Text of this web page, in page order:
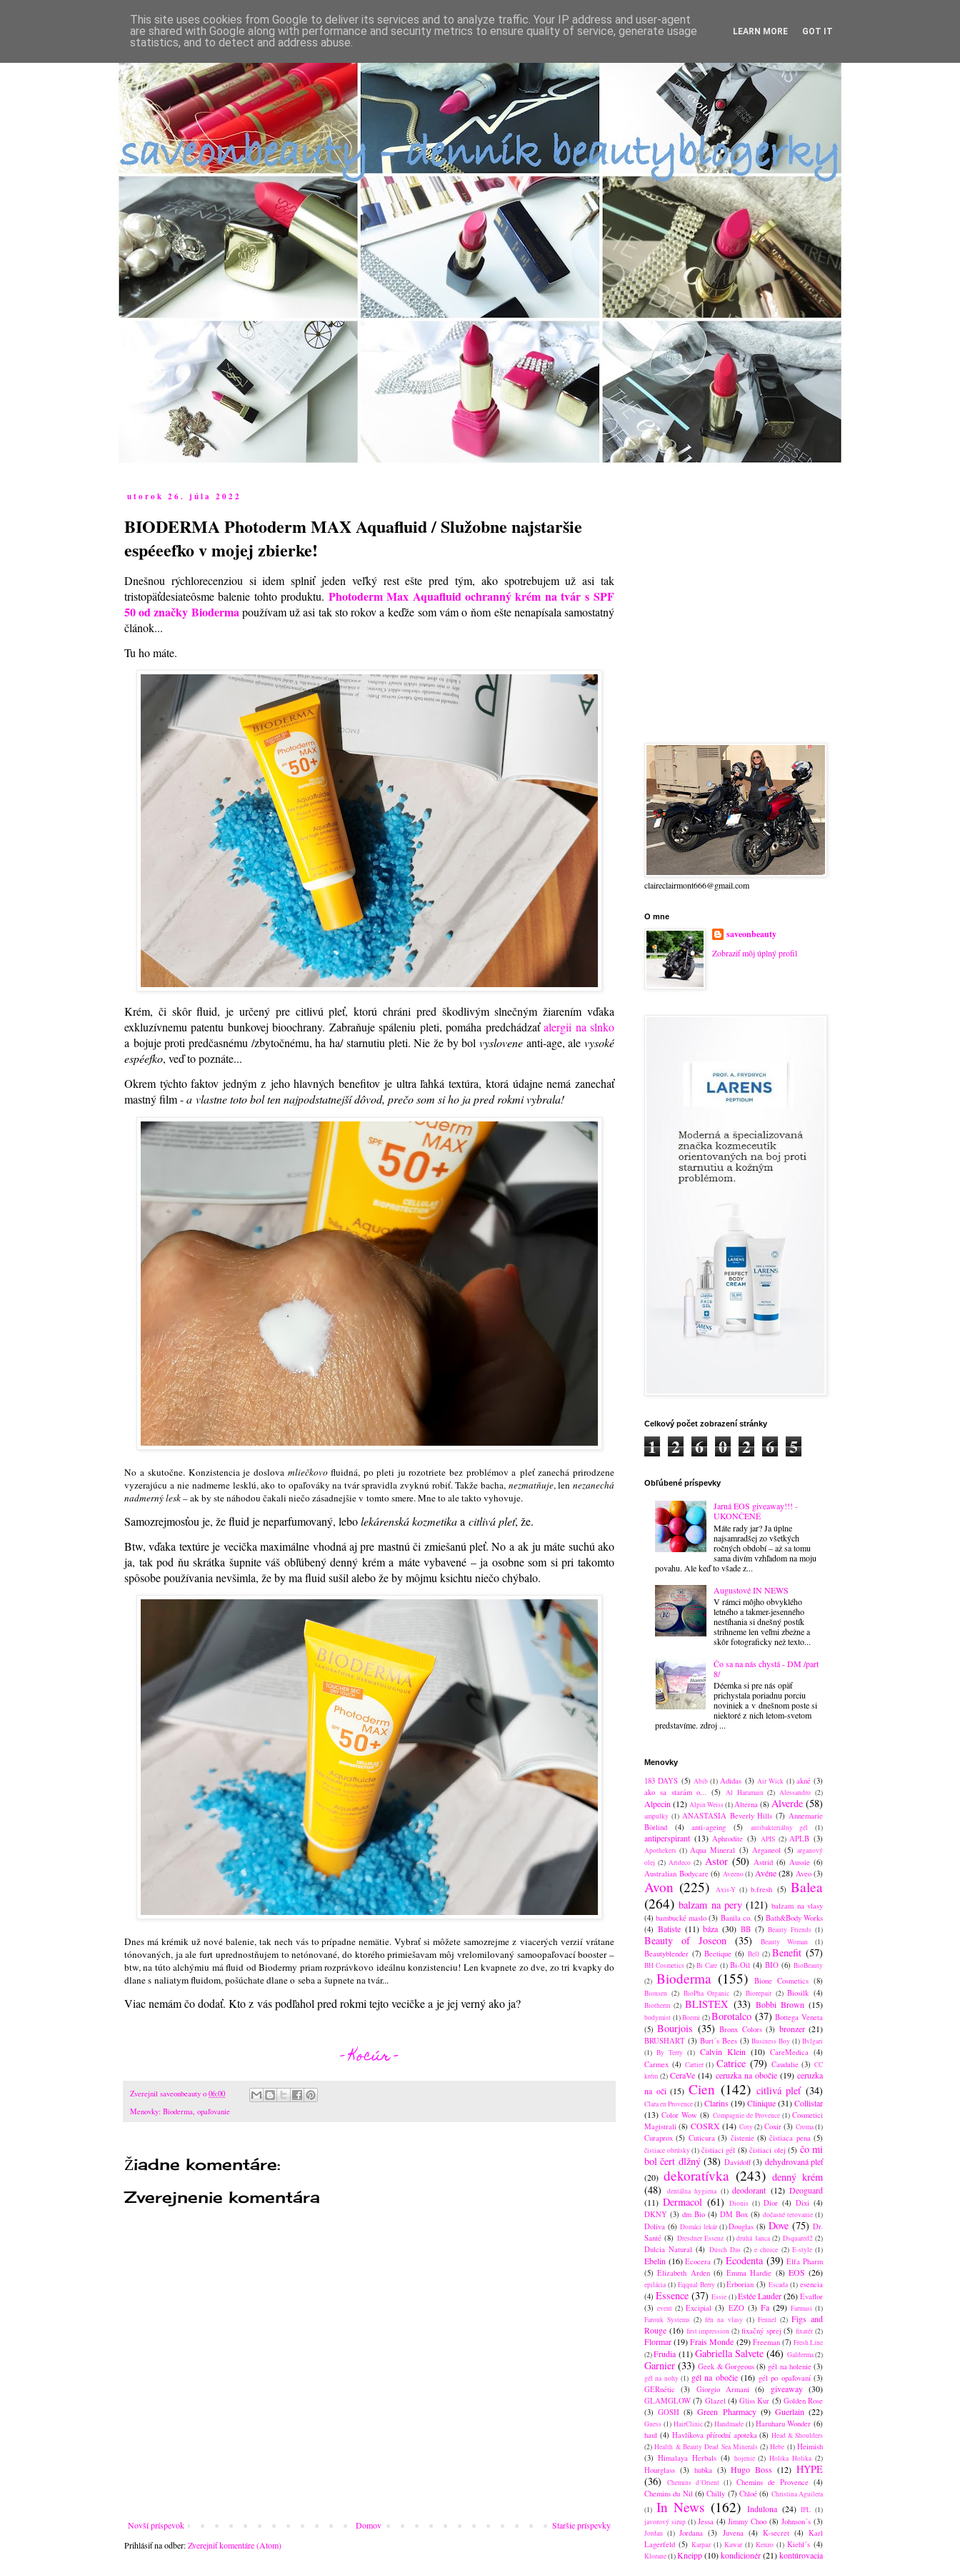
utorok 26. júla 2022
BIODERMA Photoderm MAX Aquafluid / Služobne najstaršie
espéeefko v mojej zbierke!
Dnešnou rýchlorecenziou si idem splniť jeden veľký rest ešte pred tým, ako spotrebujem už asi tak
tristopäťdesiateôsme balenie tohto produktu. Photoderm Max Aquafluid ochranný krém na tvár s SPF
50 od značky Bioderma používam už asi tak sto rokov a keďže som vám o ňom ešte nenapísala samostatný
článok...
Tu ho máte.
Krém, či skôr fluid, je určený pre citlivú pleť, ktorú chráni pred škodlivým slnečným žiarením vďaka
exkluzívnemu patentu bunkovej bioochrany. Zabraňuje spáleniu pleti, pomáha predchádzaťalergii na slnko
a bojuje proti predčasnému /zbytočnému, ha ha/ starnutiu pleti. Nie že by bol vysloveneanti-age, ale vysoké
espéefko, veď to poznáte...
Okrem týchto faktov jedným z jeho hlavných benefitov je ultra ľahká textúra, ktorá údajne nemá zanechať
mastný film -a vlastne toto bol ten najpodstatnejší dôvod, prečo som si ho ja pred rokmi vybrala!
No a skutočne. Konzistencia je doslova mliečkovo fluidná, po pleti ju rozotriete bez problémov a pleť zanechá prirodzene
vyzerajúcu a nie nadmerne lesklú, ako to opaľováky na tvár spravidla zvyknú robiť. Takže bacha, nezmatňuje, lennezanechá
nadmerný lesk– ak by ste náhodou čakali niečo zásadnejšie v tomto smere. Mne to ale takto vyhovuje.
Samozrejmosťou je, že fluid je neparfumovaný, lebolekárenská kozmetikaa citlivá pleť, že.
Btw, vďaka textúre je vecička maximálne vhodná aj pre mastnú či zmiešanú pleť. No a ak ju máte suchú ako
ja, tak pod ňu skrátka šupnite váš obľúbený denný krém a máte vybavené – ja osobne som si pri takomto
spôsobe používania nevšimla, že by ma fluid sušil alebo že by môjmu ksichtu niečo chýbalo.
Dnes má krémik už nové balenie, tak nech vás to prípadne nemätie. Vybrať si môžete samozrejme z viacerých verzií vrátane
tónovaných, ja ale furt uprednostňujem to netónované, do ktorého primiešavam môj vrelomilovaný samoopaľovací booster –
btw, na túto alchýmiu má fluid od Biodermy priam rozprávkovo ideálnu konzistenciu! Len kvapnete zo dve, zo tri kvapky do
dlane s naliatym fluidom, pošúchate dlane o seba a šupnete na tvár...
Viac nemám čo dodať. Kto z vás podľahol pred rokmi tejto vecičke a je jej verný ako ja?
- Kocúr -
Zverejnil saveonbeauty o 06:00
Menovky: Bioderma, opaľovanie
Žiadne komentáre:
Zverejnenie komentára
Novší príspevok Staršie príspevky
Domov
Prihlásiť na odber:Zverejniť komentáre (Atom)
claireclairmont666@gmail.com
O mne
saveonbeauty
Zobraziť môj úplný profil
Celkový počet zobrazení stránky
1 2 6 0 2 6 5
Obľúbené príspevky
Jarná EOS giveaway!!! -
UKONČENÉ
Máte rady jar? Ja úplne
najsamradšej zo všetkých
ročných období – až sa tomu
sama divím vzhľadom na moju
povahu. Ale keď to všade z...
Augustové IN NEWS
V rámci môjho obvyklého
letného a takmer-jesenného
nestíhania si dnešný postík
strihneme len veľmi zbežne a
skôr fotograficky než texto...
Čo sa na nás chystá - DM /part
8/
Déemka si pre nás opäť
prichystala poriadnu porciu
noviniek a v dnešnom poste si
niektoré z nich letom-svetom
predstavíme. zdroj ...
Menovky
183 DAYS (5) Abib (1) Adidas (3) Air Wick (1) akné (3)
ako sa starám o...
(5) Al Haramain (2) Alessandro (2)
Alpecin (12) Alpin Weiss(1) Alterna (8) Alverde (58)
ampulky (1) ANASTASIA Beverly Hills (7) Annemarie
Börlind
(4) anti-ageing (5) antibakteriálny gél (1)
antiperspirant (13) Aphrodite (3) APIS (2) APLB (3)
Apothekers (1) Aqua Mineral (3) Arganeol (5) arganový
olej (2) Artdeco (2) Astor (50) Astrid (6) Aussie (6)
Australian Bodycare (6) Aveeno(1) Avéne (28) Aveo (3)
Avon (225) Axis-Y (1) b.fresh (5) Balea
(264) balzam na pery (121) balzam na vlasy
(4) bambucké maslo (3) Banila co. (5) Bath&Body Works
(4) Batiste (11) báza (30) BB (7) Beauty Friends (1)
Beauty of Joseon (35) Beauty Woman (1)
Beautyblender (7) Beetique (6) Bell (2) Benefit (57)
BH Cosmetics (2) Bi Care (1) Bi-Oil (4) BIO (6) BioBeauty
(2) Bioderma (155) Bione Cosmetics (8)
Bionsen (2) BioPha Organic (2) Biorepair (2) Biosilk (4)
Biotherm (2) BLISTEX (33) Bobbi Brown (15)
bodymist (1)Boemi (2)Borotalco (37) Bottega Veneta
(5) Bourjois (35) Bronx Colors (3) bronzer (21)
BRUSHART (3) Burt´s Bees (3) Business Boy (1) Bvlgari
(1) By Terry (1) Calvin Klein (10) CareMedica (4)
Carmex (4) Cartier (1) Catrice (79) Caudalie (3) CC
krém (2) CeraVe (14) ceruzka na obočie (19) ceruzka
na oči (15) Cien (142) citlivá pleť (34)
Clara en Provence(1) Clarins (19) Clinique (31)Collistar
(13) Color Wow (8) Compagnie de Provence (1) Cosmetici
Magistrali (8) COSRX (14) Coty(2) Coxir (3) Croma(1)
Curaprox (5) Cuticura (3) čistenie (8) čistiaca pena (5)
čistiace obrúsky(1) čistiaci gél (8) čistiaci olej (5) čo mi
bol čert dlžný (38) Davidoff (3) dehydrovaná pleť
(20) dekoratívka (243) denný krém
(48)
dentálna hygiena (1) deodorant (12) Deoguard
(11) Dermacol (61) Dionis (1) Dior (4) Dixi (4)
DKNY (3) dm Bio (4) DM Box (8) dočasné tetovanie (1)
Doliva (6) Domáci lekár (1) Douglas (8) Dove (75) Dr.
Santé (8) Dresdner Essenz (1) druhá šanca (2) Dsquared2 (2)
Dulcia Natural (4) Dusch Das (2) e choice (2) E-style (1)
Ebelin (16) Ecocera (7) Ecodenta (39) Elfa Pharm
(5) Elizabeth Arden (6) Emma Hardie (8) EOS (26)
epilácia (1) Eqqual Berry (1) Erborian (3) Escada (1) esencia
(4) Essence (37) Essie (1)Estée Lauder (26) Evaflor
(3) event (2) Excipial (3) EZO (3) Fa (29) Farmasi (1)
Farouk Systems (2) fén na vlasy (1) Fennel (2) Figs and
Rouge (16) first impression (2) fixačný sprej (5) fixatér (2)
Flormar(19) Frais Monde (29) Freeman (7) Fresh Line
(2)Frudia (11) Gabriella Salvete (46) Galderma(2)
Garnier (33) Geek & Gorgeous (8) gél na holenie (3)
gél na nohy (1) gél na obočie (16) gél po opaľovaní (3)
GERnétic (3) Giorgio Armani (6) giveaway (30)
GLAMGLOW (7) Glazel (4) Gliss Kur (5) Golden Rose
(3) GOSH (8) Green Pharmacy (9) Guerlain (22)
Guess (1) HairClinic (2) Handmade (1) Haruharu Wonder (6)
haul (4) Havlíkova přírodní apoteka (8) Head & Shoulders
(2) Health & Beauty Dead Sea Minerals (2) Hebe (1) Heimish
(3) Himalaya Herbals (4) hojenie (2) Holika Holika (2)
Hourglass (3) hubka (3) Hugo Boss (12) HYPE
(36)
Chemins d´Orient (1) Chemins de Provence (4)
Chemins du Nil (6) Chilly (7) Chloé (6) Christina Aguilera
(1) In News (162) Indulona (24) IPL (1)
javorový sirup (1) Jessa (4) Jimmy Choo (8) Johnson´s (3)
Jordan (1) Jordana (3) Juvena (4) K-secret (4) Karl
Lagerfeld (5) Karpaz (1) Kawar (1) Kenzo (1) Kiehl´s (4)
Klorane(1)Kneipp(10)kondicionér(21)kontúrovacia
This site uses cookies from Google to deliver its services and to analyze traffic. Your IP address and user-agent
are shared with Google along with performance and security metrics to ensure quality of service, generate usage
statistics, and to detect and address abuse.
LEARN MORE GOT IT